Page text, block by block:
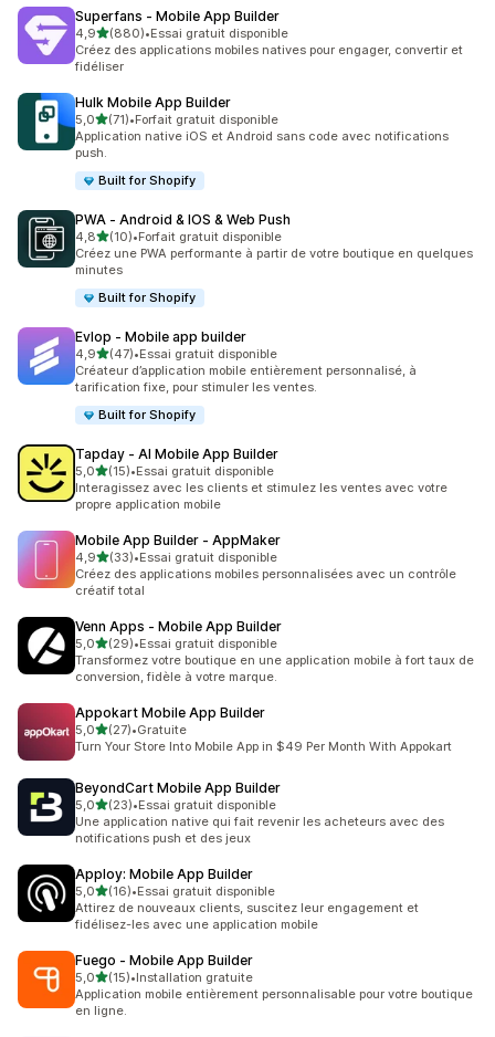
Superfans ‑ Mobile App Builder
4,9étoile(s) sur 5
(880)
880 avis au total
•Essai gratuit disponible
Créez des applications mobiles natives pour engager, convertir et
fidéliser
Hulk Mobile App Builder
5,0étoile(s) sur 5
(71)
71 avis au total
•Forfait gratuit disponible
Application native iOS et Android sans code avec notifications
push.
Built for Shopify
PWA ‑ Android & IOS & Web Push
4,8étoile(s) sur 5
(10)
10 avis au total
•Forfait gratuit disponible
Créez une PWA performante à partir de votre boutique en quelques
minutes
Built for Shopify
Evlop ‑ Mobile app builder
4,9étoile(s) sur 5
(47)
47 avis au total
•Essai gratuit disponible
Créateur d’application mobile entièrement personnalisé, à
tarification fixe, pour stimuler les ventes.
Built for Shopify
Tapday ‑ AI Mobile App Builder
5,0étoile(s) sur 5
(15)
15 avis au total
•Essai gratuit disponible
Interagissez avec les clients et stimulez les ventes avec votre
propre application mobile
Mobile App Builder ‑ AppMaker
4,9étoile(s) sur 5
(33)
33 avis au total
•Essai gratuit disponible
Créez des applications mobiles personnalisées avec un contrôle
créatif total
Venn Apps ‑ Mobile App Builder
5,0étoile(s) sur 5
(29)
29 avis au total
•Essai gratuit disponible
Transformez votre boutique en une application mobile à fort taux de
conversion, fidèle à votre marque.
Appokart Mobile App Builder
5,0étoile(s) sur 5
(27)
27 avis au total
•Gratuite
Turn Your Store Into Mobile App in $49 Per Month With Appokart
BeyondCart Mobile App Builder
5,0étoile(s) sur 5
(23)
23 avis au total
•Essai gratuit disponible
Une application native qui fait revenir les acheteurs avec des
notifications push et des jeux
Apploy: Mobile App Builder
5,0étoile(s) sur 5
(16)
16 avis au total
•Essai gratuit disponible
Attirez de nouveaux clients, suscitez leur engagement et
fidélisez-les avec une application mobile
Fuego ‑ Mobile App Builder
5,0étoile(s) sur 5
(15)
15 avis au total
•Installation gratuite
Application mobile entièrement personnalisable pour votre boutique
en ligne.